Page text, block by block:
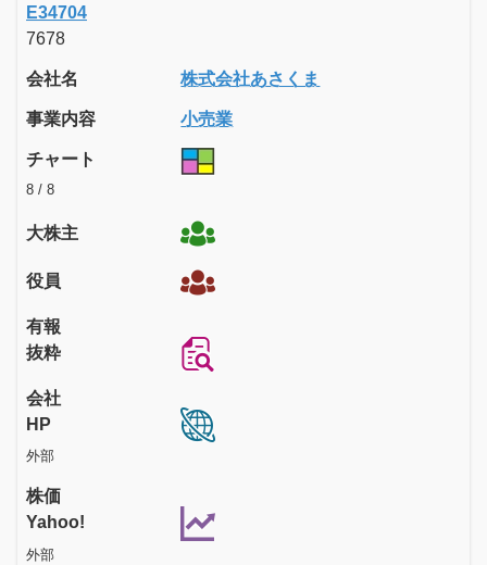
E34704
7678
会社名 株式会社あさくま
事業内容 小売業
チャート
8 / 8
大株主
役員
有報
抜粋
会社
HP
外部
株価
Yahoo!
外部